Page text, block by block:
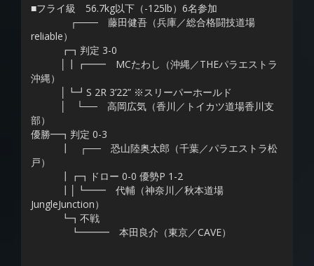
■フライ級 56.7kg以下（-125lb）6名参加
┌─── 藤田健吾（兵庫／総合格闘技道場
reliable）
┏┓判定 3-0
│┃┏━━ MCたわし（沖縄／THEパラエストラ
沖縄）
│┗┛S 2R 3’22” ※スリーパーホールド
│ └── 高岡広気（香川／トイカツ道場香川支
部）
優勝━┓判定 0-3
┃ ┌── 恐山陸奥太郎（千葉／パラエストラ松
戸）
┃┏┓ドロー 0-0 優勢P 1-2
┃│┗━━ 代輔（神奈川／秋本道場
JungleJunction）
┗┓不戦
┗━━━ 本田良介（東京／CAVE）